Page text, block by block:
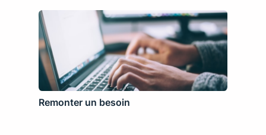
Remonter un besoin